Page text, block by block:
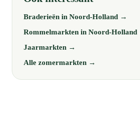
Braderieën in Noord-Holland →
Rommelmarkten in Noord-Holland
Jaarmarkten →
Alle zomermarkten →